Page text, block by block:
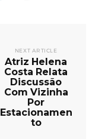
NEXT ARTICLE
Atriz Helena
Costa Relata
Discussão
Com Vizinha
Por
Estacionamen
to